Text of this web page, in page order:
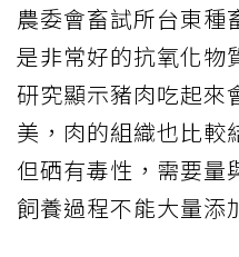
農委會畜試所台東種
是非常好的抗氧化物
研究顯示豬肉吃起來
美，肉的組織也比較
但硒有毒性，需要量
飼養過程不能大量添